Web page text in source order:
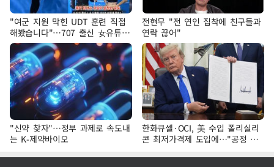
"여군 지원 막힌 UDT 훈련 직접
해봤습니다"…707 출신 女유튜버
'완벽 소화'
전현무 "전 연인 집착에 친구들과
연락 끊어"
"신약 찾자"…정부 과제로 속도내
는 K-제약바이오
한화큐셀·OCI, 美 수입 폴리실리
콘 최저가격제 도입에…"공정 경
쟁·수익성 개선 환영"